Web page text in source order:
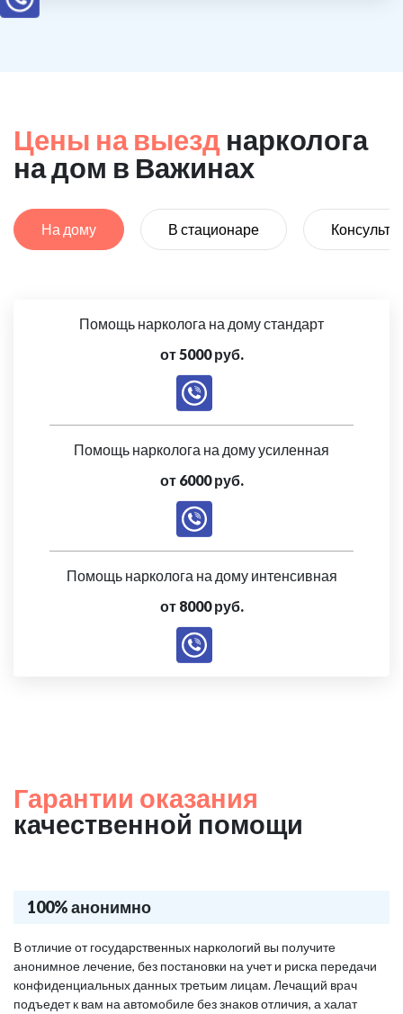
Цены на выезд нарколога
на дом в Важинах
На дому В стационаре
Помощь нарколога на дому стандарт
от 5000 руб.
Помощь нарколога на дому усиленная
от 6000 руб.
Помощь нарколога на дому интенсивная
от 8000 руб.
Гарантии оказания
качественной помощи
100% анонимно
В отличие от государственных наркологий вы получите
анонимное лечение, без постановки на учет и риска передачи
конфиденциальных данных третьим лицам. Лечащий врач
подъедет к вам на автомобиле без знаков отличия, а халат